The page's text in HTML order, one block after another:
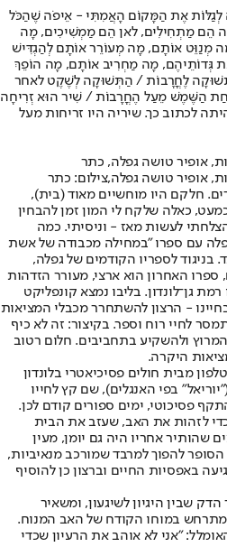
אֶת הַמָּקוֹם הָאֲמִתִּי - אֵיפֹה שֶׁהַכֹּל
הֵם מַתְחִילִים, לאן הֵם מַמְשִׁיכִים, מָה
מְנַוֵּט אוֹתָם, מָה מְעוֹרֵר אוֹתָם לְהַגְדִּישׁ
גְּדוֹתֵיהֶם, מָה מַחְרִיב אוֹתָם, מָה הוֹפֵךְ
לֶחֳרָבוֹת / הַתְּשׁוּקָה לְשֶׁקֶט לאחר
הַשֶּׁמֶשׁ מֵעַל הֶחֳרָבוֹת / שִׁיר הוּא זְרִיחָה
לכתוב כך. שיריה היו זריחות מעל
אופיר טושה גפלה, כתר
אופיר טושה גפלה,צילום: כתר
חלקם היו מוחשיים מאוד (בית),
כאלה שלקח לי המון זמן להבחין
לעשות מאז - וניסיתי. כמה
עם ספרו "במחילה מכבודה של אשת
לספריו הקודמים של גפלה,
האחרון הוא ארצי, מעורר הזדהות
גן־לונדון. בליבו נמצא קונפליקט
- הרצון להשתחרר מכבלי המציאות
לחיי רוח וספר. בקיצור: זה לא כיף
ולהשקיע בתחביבים. חלום רטוב
היקרה.
מבית חולים פסיכיאטרי בלונדון
בפי האנגלים), שם קץ לחייו
פסיכוטי, ימים ספורים קודם לכן.
כדי לזהות את האב, שעזב את הבית
בין החפצים שהותיר אחריו היה גם יומן, מעין
להפוך למרבד שמורכב מנאיביות,
באפסיות החיים וברצון כן להוסיף
שבין היגיון לשיגעון, ומשאיר
במוחו הקודח של האב המנוח.
"אני לא אוהב את הרעיון שכדי